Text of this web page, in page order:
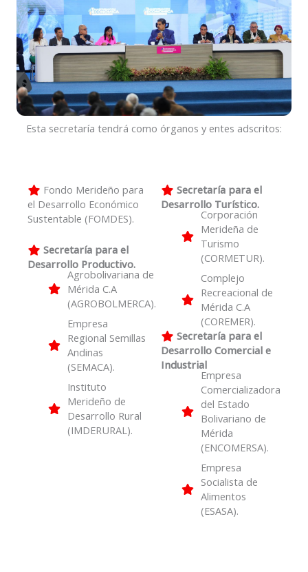
Esta secretaría tendrá como órganos y entes adscritos:
Fondo Merideño para
el Desarrollo Económico
Sustentable (FOMDES).
Secretaría para el
Desarrollo Productivo.
Agrobolivariana de
Mérida C.A
(AGROBOLMERCA).
Empresa
Regional Semillas
Andinas
(SEMACA).
Instituto
Merideño de
Desarrollo Rural
(IMDERURAL).
Secretaría para el
Desarrollo Turístico.
Corporación
Merideña de
Turismo
(CORMETUR).
Complejo
Recreacional de
Mérida C.A
(COREMER).
Secretaría para el
Desarrollo Comercial e
Industrial
Empresa
Comercializadora
del Estado
Bolivariano de
Mérida
(ENCOMERSA).
Empresa
Socialista de
Alimentos
(ESASA).